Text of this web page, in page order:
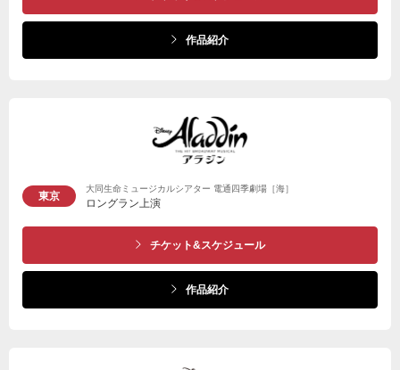
作品紹介
東京
大同生命ミュージカルシアター 電通四季劇場［海］
ロングラン上演
チケット&スケジュール
作品紹介